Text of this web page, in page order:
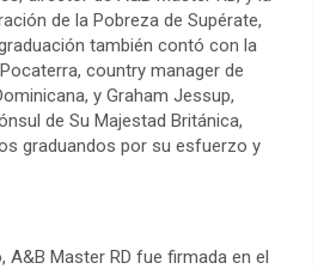
de la Pobreza de Supérate,
también contó con la
country manager de
y Graham Jessup,
de Su Majestad Británica,
graduandos por su esfuerzo y
A&B Master RD fue firmada en el